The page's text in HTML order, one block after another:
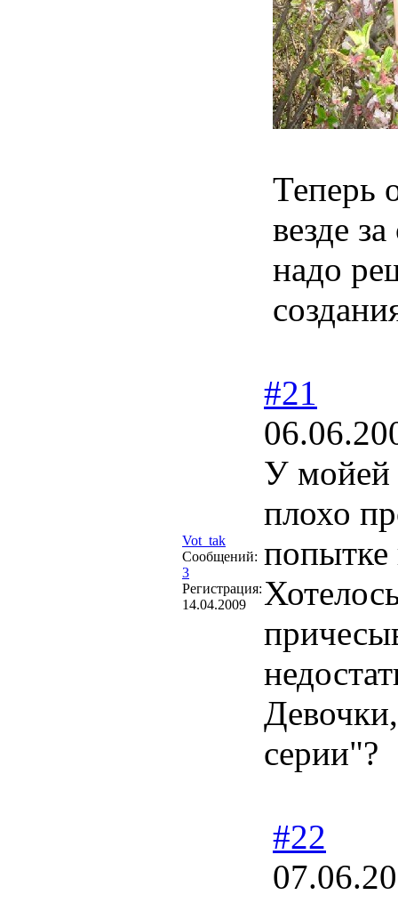
Теперь
везде
надо
Vot_tak
Сообщений:
3
Регистрация:
14.04.2009
#21
У мойей
плохо
серии"?
#22